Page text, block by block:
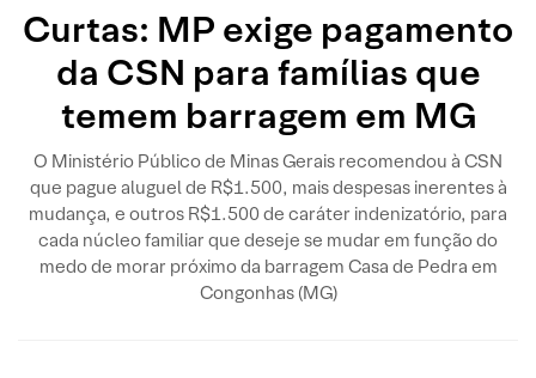
Curtas: MP exige pagamento
da CSN para famílias que
temem barragem em MG
O Ministério Público de Minas Gerais recomendou à CSN
que pague aluguel de R$1.500, mais despesas inerentes à
mudança, e outros R$1.500 de caráter indenizatório, para
cada núcleo familiar que deseje se mudar em função do
medo de morar próximo da barragem Casa de Pedra em
Congonhas (MG)